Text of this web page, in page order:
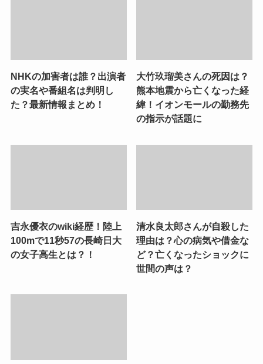
NHKの加害者は誰？出演者
の実名や番組名は判明し
た？最新情報まとめ！
大竹玖瑠美さんの死因は？
熊本地震から亡くなった経
緯！イオンモールの勤務先
の指示が話題に
吉永優衣のwiki経歴！陸上
100mで11秒57の長崎日大
の女子高生とは？！
清水良太郎さんが自殺した
理由は？心の病気や借金な
ど？亡くなったショックに
世間の声は？